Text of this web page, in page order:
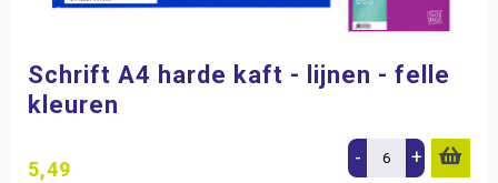
Schrift A4 harde kaft - lijnen - felle
kleuren
5,49 - +